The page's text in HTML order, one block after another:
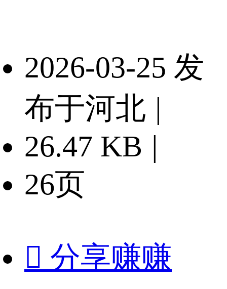
2026-03-25 发
布于河北 |
26.47 KB |
26页
 分享赚赚